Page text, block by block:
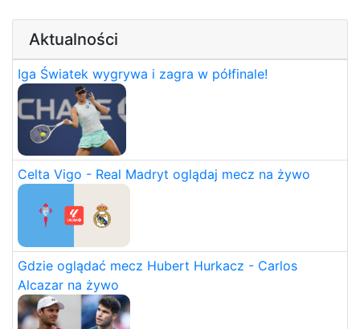
Aktualności
Iga Światek wygrywa i zagra w półfinale!
Celta Vigo - Real Madryt oglądaj mecz na żywo
Gdzie oglądać mecz Hubert Hurkacz - Carlos
Alcazar na żywo